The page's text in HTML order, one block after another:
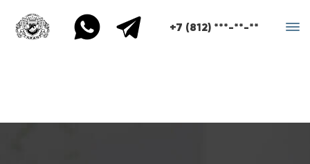
+7 (812) ***-**-**